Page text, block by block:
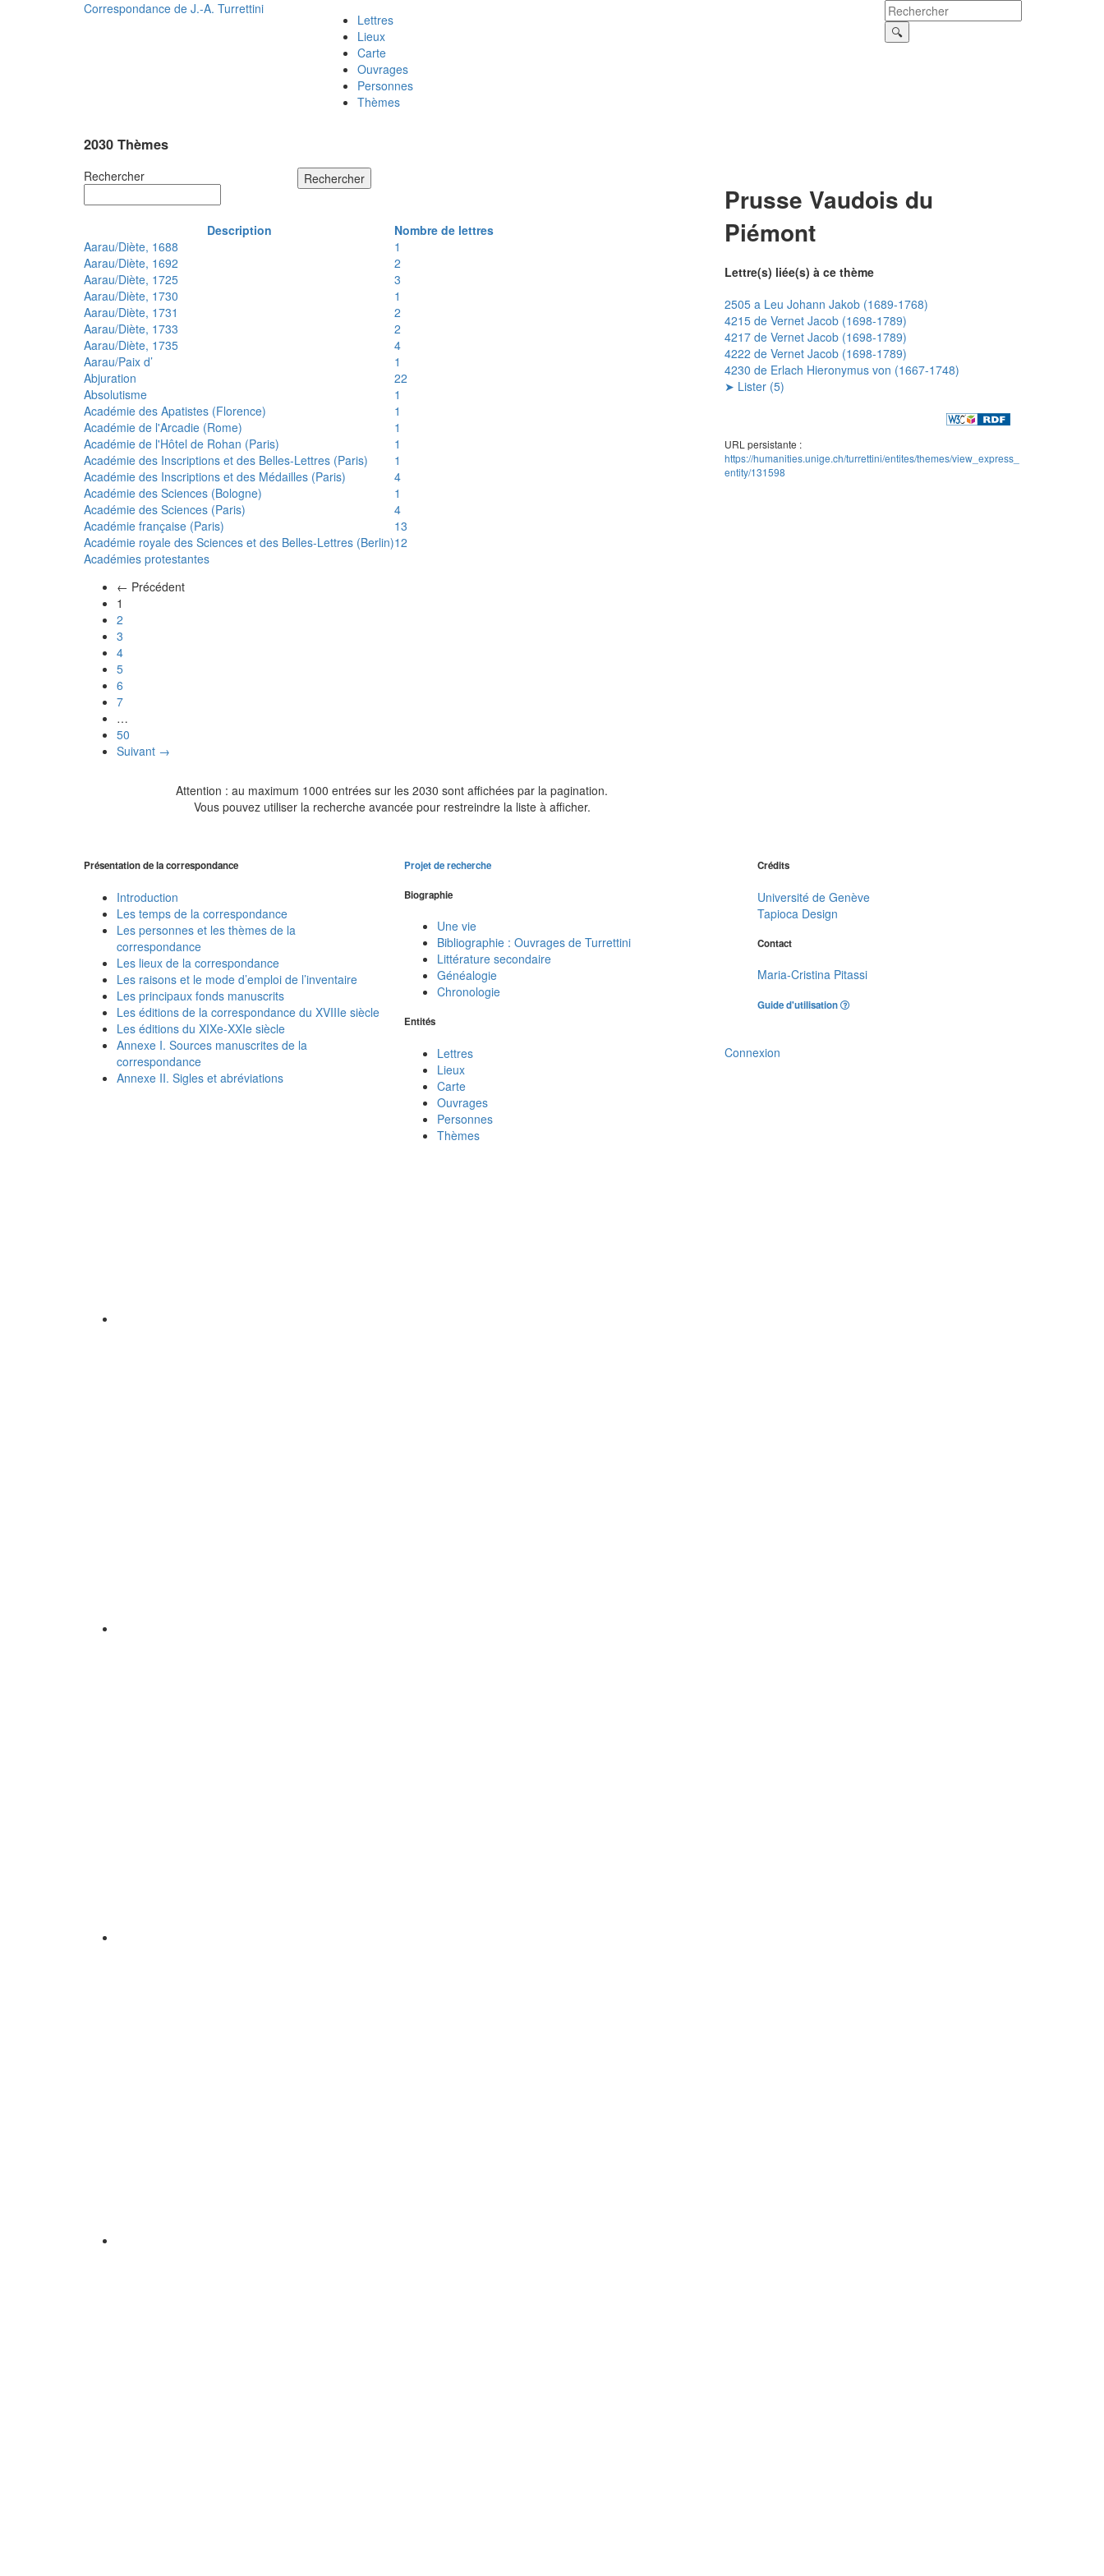
Correspondance de J.-A. Turrettini
Lettres
Lieux
Carte
Ouvrages
Personnes
Thèmes
2030 Thèmes
Rechercher Rechercher
Description
Nombre de lettres
Aarau/Diète, 1688
1
Aarau/Diète, 1692
2
Aarau/Diète, 1725
3
Aarau/Diète, 1730
1
Aarau/Diète, 1731
2
Aarau/Diète, 1733
2
Aarau/Diète, 1735
4
Aarau/Paix d’
1
Abjuration
22
Absolutisme
1
Académie des Apatistes (Florence)
1
Académie de l'Arcadie (Rome)
1
Académie de l'Hôtel de Rohan (Paris)
1
Académie des Inscriptions et des Belles-Lettres (Paris)
1
Académie des Inscriptions et des Médailles (Paris)
4
Académie des Sciences (Bologne)
1
Académie des Sciences (Paris)
4
Académie française (Paris)
13
Académie royale des Sciences et des Belles-Lettres (Berlin)12
Académies protestantes
← Précédent
1
2
3
4
5
6
7
…
50
Suivant →
Attention : au maximum 1000 entrées sur les 2030 sont affichées par la pagination.
Vous pouvez utiliser la recherche avancée pour restreindre la liste à afficher.
Prusse Vaudois du
Piémont
Lettre(s) liée(s) à ce thème
2505 a Leu Johann Jakob (1689-1768)
4215 de Vernet Jacob (1698-1789)
4217 de Vernet Jacob (1698-1789)
4222 de Vernet Jacob (1698-1789)
4230 de Erlach Hieronymus von (1667-1748)
➤ Lister (5)
URL persistante :
https://humanities.unige.ch/turrettini/entites/themes/view_express_
entity/131598
Présentation de la correspondance
Introduction
Les temps de la correspondance
Les personnes et les thèmes de la
correspondance
Les lieux de la correspondance
Les raisons et le mode d’emploi de l’inventaire
Les principaux fonds manuscrits
Les éditions de la correspondance du XVIIIe siècle
Les éditions du XIXe-XXIe siècle
Annexe I. Sources manuscrites de la
correspondance
Annexe II. Sigles et abréviations
Projet de recherche
Biographie
Une vie
Bibliographie : Ouvrages de Turrettini
Littérature secondaire
Généalogie
Chronologie
Entités
Lettres
Lieux
Carte
Ouvrages
Personnes
Thèmes
Crédits
Université de Genève
Tapioca Design
Contact
Maria-Cristina Pitassi
Guide d'utilisation
Connexion